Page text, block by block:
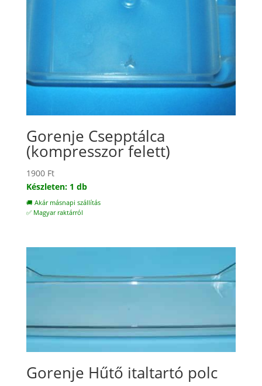
Gorenje Csepptálca
(kompresszor felett)
1900 Ft
Készleten: 1 db
🚚 Akár másnapi szállítás
✅ Magyar raktárról
Gorenje Hűtő italtartó polc